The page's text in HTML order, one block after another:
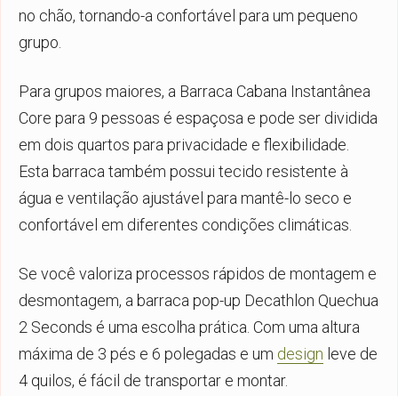
no chão, tornando-a confortável para um pequeno
grupo.
Para grupos maiores, a Barraca Cabana Instantânea
Core para 9 pessoas é espaçosa e pode ser dividida
em dois quartos para privacidade e flexibilidade.
Esta barraca também possui tecido resistente à
água e ventilação ajustável para mantê-lo seco e
confortável em diferentes condições climáticas.
Se você valoriza processos rápidos de montagem e
desmontagem, a barraca pop-up Decathlon Quechua
2 Seconds é uma escolha prática. Com uma altura
máxima de 3 pés e 6 polegadas e um design leve de
4 quilos, é fácil de transportar e montar.